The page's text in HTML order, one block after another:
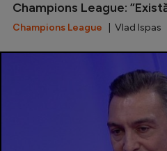
Champions League:
Champions League | Vlad Ispas